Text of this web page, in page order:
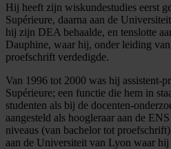
Hij heeft zijn wiskundestudies eerst
Supérieure, daarna aan de
hij zijn DEA behaalde, en tenslotte
Dauphine, waar hij, onder leiding
proefschrift verdedigde.
Van 1996 tot 2000 was hij assistent-
Supérieure; een functie die hem in
studenten als bij de docenten-
aangesteld als hoogleraar aan de
niveaus (van bachelor tot
aan de Universiteit van Lyon waar hij